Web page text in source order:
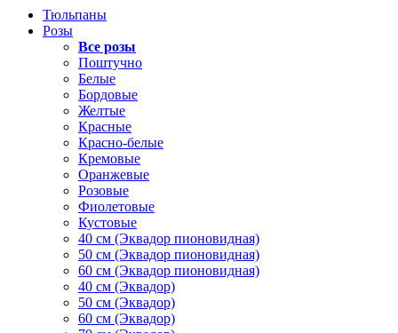
Тюльпаны
Розы
Все розы
Поштучно
Белые
Бордовые
Желтые
Красные
Красно-белые
Кремовые
Оранжевые
Розовые
Фиолетовые
Кустовые
40 см (Эквадор пионовидная)
50 см (Эквадор пионовидная)
60 см (Эквадор пионовидная)
40 см (Эквадор)
50 см (Эквадор)
60 см (Эквадор)